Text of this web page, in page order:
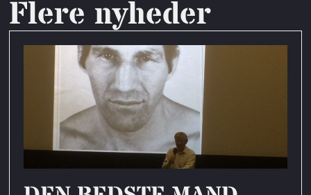
Flere nyheder